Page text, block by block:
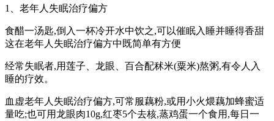
1、老年人失眠治疗偏方
食醋一汤匙,倒入一杯冷开水中饮之,可以催眠入睡并睡得香甜
这在老年人失眠治疗偏方中既简单有方便
经常失眠者,用莲子、龙眼、百合配秫米(粟米)熬粥,有令人入
睡的疗效。
血虚老年人失眠治疗偏方,可常服藕粉,或用小火煨藕加蜂蜜适
量吃;也可用龙眼肉10g,红枣5个去核,蒸鸡蛋一个食用,每日一